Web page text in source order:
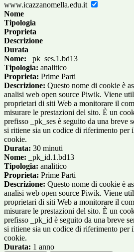
www.icazzanomella.edu.it
Nome
Tipologia
Proprieta
Descrizione
Durata
Nome: _pk_ses.1.bd13
Tipologia: analitico
Proprieta: Prime Parti
Descrizione: Questo nome di cookie è
analisi web open source Piwik. Viene
proprietari di siti Web a monitorare il
misurare le prestazioni del sito. È un
prefisso _pk_ses è seguito da una breve
si ritiene sia un codice di riferimento per
cookie.
Durata: 30 minuti
Nome: _pk_id.1.bd13
Tipologia: analitico
Proprieta: Prime Parti
Descrizione: Questo nome di cookie è
analisi web open source Piwik. Viene
proprietari di siti Web a monitorare il
misurare le prestazioni del sito. È un
prefisso _pk_id è seguito da una breve
si ritiene sia un codice di riferimento per
cookie.
Durata: 1 anno